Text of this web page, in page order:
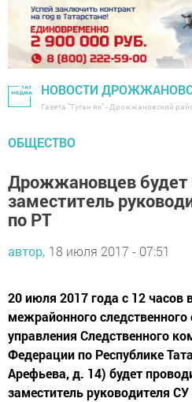
НОВОСТИ
Газета "Туган як" - Дрожжановский
ОБЩЕСТВО
Дрожжановцев будет
заместитель
по РТ
автор, 18 июля 2017 - 07:51
20 июля 2017 года с 12 часов
межрайонного следственного
управления Следственного
Федерации по Республике
Арефьева, д. 14) будет
заместитель руководителя